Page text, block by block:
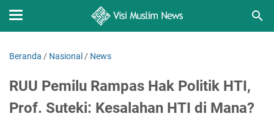
Beranda / Nasional / News
RUU Pemilu Rampas Hak Politik HTI,
Prof. Suteki: Kesalahan HTI di Mana?